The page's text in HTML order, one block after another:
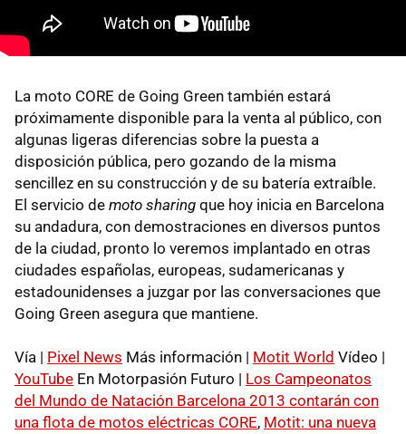
La moto CORE de Going Green también estará
próximamente disponible para la venta al público, con
algunas ligeras diferencias sobre la puesta a
disposición pública, pero gozando de la misma
sencillez en su construcción y de su batería extraíble.
El servicio de moto sharing que hoy inicia en Barcelona
su andadura, con demostraciones en diversos puntos
de la ciudad, pronto lo veremos implantado en otras
ciudades españolas, europeas, sudamericanas y
estadounidenses a juzgar por las conversaciones que
Going Green asegura que mantiene.
Vía | Pixel News Más información | Motit World Vídeo |
YouTube En Motorpasión Futuro | Los Campeonatos
del Mundo de Natación Barcelona 2013 contarán con
una flota de motos eléctricas CORE, Motit: una nueva